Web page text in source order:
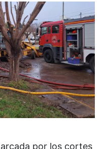
por los cortes